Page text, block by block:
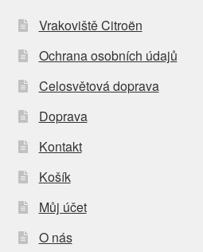
Vrakoviště Citroën
Ochrana osobních údajů
Celosvětová doprava
Doprava
Kontakt
Košík
Můj účet
O nás